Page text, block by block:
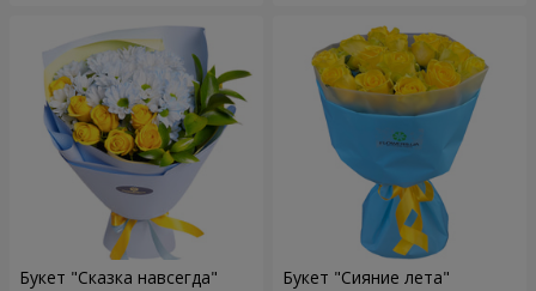
Букет "Сказка навсегда" Букет "Сияние лета"